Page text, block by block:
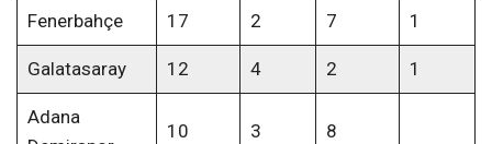
Fenerbahçe 17 2 7 1
Galatasaray 12 4 2 1
Adana
10 3 8